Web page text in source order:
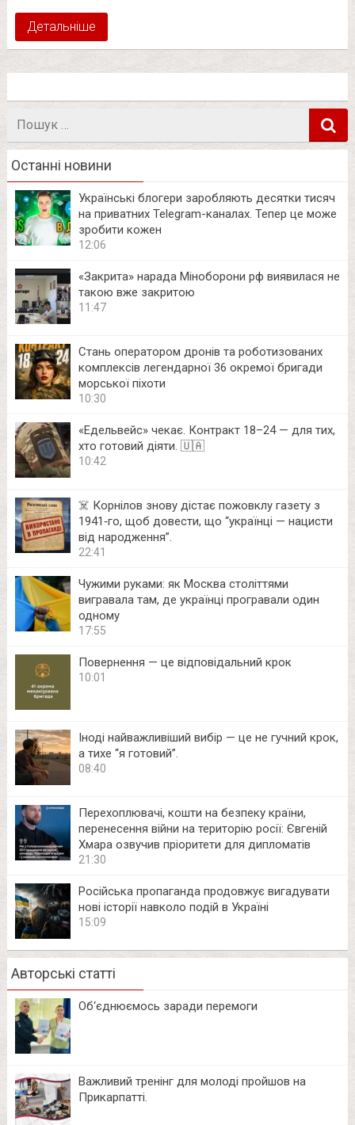
Детальніше
Пошук
Останні новини
Українські блогери заробляють десятки тисяч
на приватних Telegram-каналах. Тепер це може
зробити кожен
12:06
«Закрита» нарада Міноборони рф виявилася не
такою вже закритою
11:47
Стань оператором дронів та роботизованих
комплексів легендарної 36 окремої бригади
морської піхоти
10:30
«Едельвейс» чекає. Контракт 18–24 — для тих,
хто готовий діяти. 🇺🇦
10:42
☠️ Корнілов знову дістає пожовклу газету з
1941‑го, щоб довести, що “українці — нацисти
від народження”.
22:41
Чужими руками: як Москва століттями
вигравала там, де українці програвали один
одному
17:55
Повернення — це відповідальний крок
10:01
Іноді найважливіший вибір — це не гучний крок,
а тихе “я готовий”.
08:40
Перехоплювачі, кошти на безпеку країни,
перенесення війни на територію росії: Євгеній
Хмара озвучив пріоритети для дипломатів
21:30
Російська пропаганда продовжує вигадувати
нові історії навколо подій в Україні
15:09
Авторські статті
Об‘єднюємось заради перемоги
Важливий тренінг для молоді пройшов на
Прикарпатті.